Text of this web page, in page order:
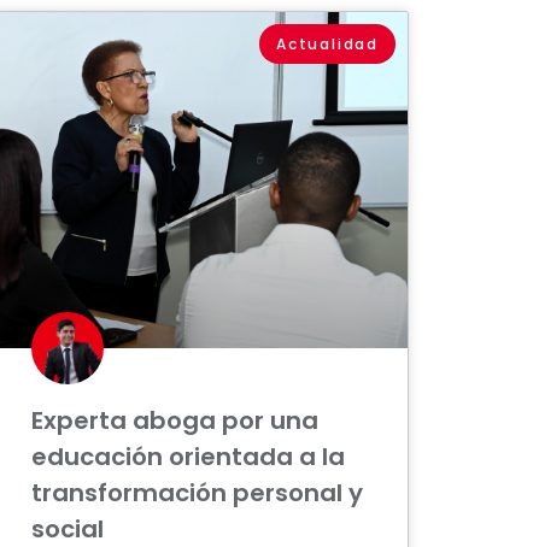
Actualidad
Experta aboga por una
educación orientada a la
transformación personal y
social